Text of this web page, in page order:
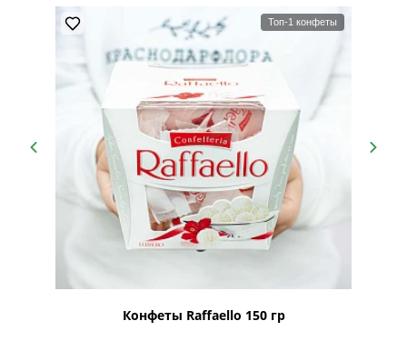
Топ-1 конфеты
Конфеты Raffaello 150 гр